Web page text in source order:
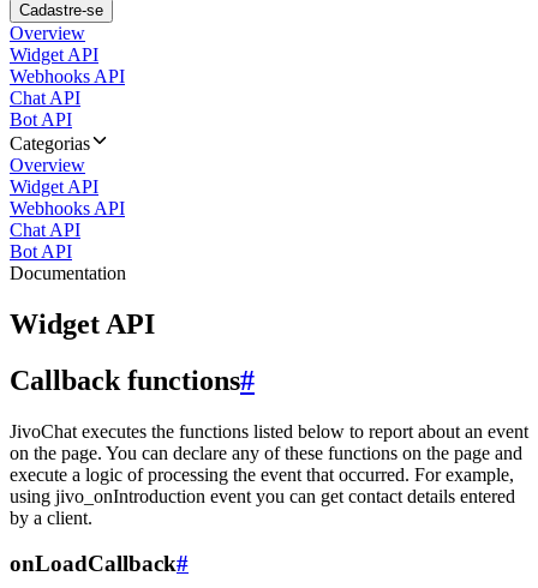
Cadastre-se
Overview
Widget API
Webhooks API
Chat API
Bot API
Categorias
Overview
Widget API
Webhooks API
Chat API
Bot API
Documentation
Widget API
Callback functions#
JivoChat executes the functions listed below to report about an event
on the page. You can declare any of these functions on the page and
execute a logic of processing the event that occurred. For example,
using jivo_onIntroduction event you can get contact details entered
by a client.
onLoadCallback#